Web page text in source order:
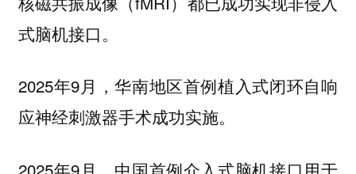
式脑机接口。
2025年9月，华南地区首例植入式闭环自响
应神经刺激器手术成功实施。